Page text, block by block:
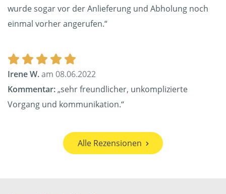
wurde sogar vor der Anlieferung und Abholung noch
einmal vorher angerufen.“
Irene W.am 08.06.2022
Kommentar:„sehr freundlicher, unkomplizierte
Vorgang und kommunikation.“
Alle Rezensionen